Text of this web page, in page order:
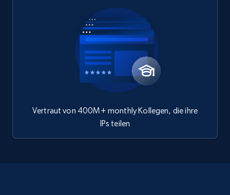
Vertraut von 400M+ monthly Kollegen, die ihre
IPs teilen